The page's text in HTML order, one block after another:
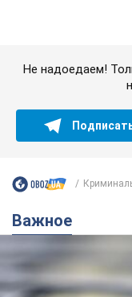
Важное
Банки
украинцам